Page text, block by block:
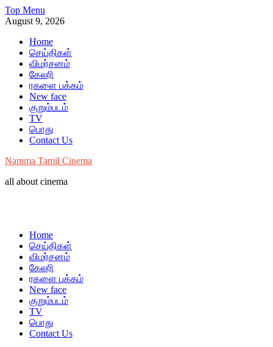
Skip
to
Top Menu
August 9, 2026
Home
செய்திகள்
விமர்சனம்
கேலரி
ரகளை பக்கம்
New face
குறும்படம்
TV
பொது
Contact Us
Namma Tamil Cinema
all about cinema
Home
செய்திகள்
விமர்சனம்
கேலரி
ரகளை பக்கம்
New face
குறும்படம்
TV
பொது
Contact Us